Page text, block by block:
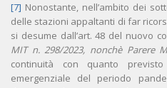
[7] Nonostante, nell’ambito dei
delle stazioni appaltanti di far
si desume dall’art. 48 del nuovo
MIT n. 298/2023, nonchè Parere
continuità con quanto
emergenziale del periodo